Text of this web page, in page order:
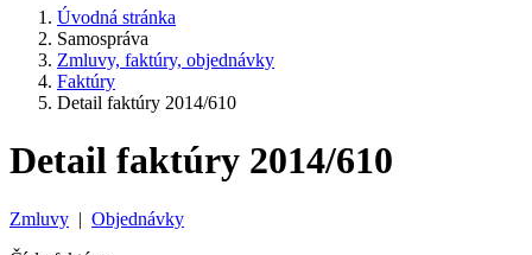
Úvodná stránka
Samospráva
Zmluvy, faktúry, objednávky
Faktúry
Detail faktúry 2014/610
Detail faktúry 2014/610
Zmluvy | Objednávky